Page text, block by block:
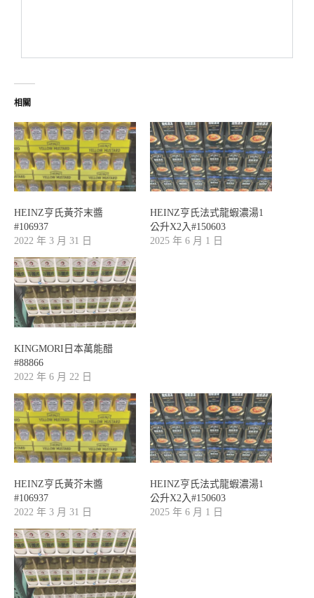
相關
HEINZ亨氏黃芥末醬
#106937
2022 年 3 月 31 日
HEINZ亨氏法式龍蝦濃湯1
公升X2入#150603
2025 年 6 月 1 日
KINGMORI日本萬能醋
#88866
2022 年 6 月 22 日
HEINZ亨氏黃芥末醬
#106937
2022 年 3 月 31 日
HEINZ亨氏法式龍蝦濃湯1
公升X2入#150603
2025 年 6 月 1 日